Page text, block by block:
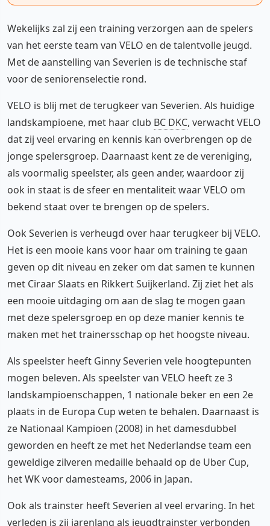
Wekelijks zal zij een training verzorgen aan de spelers
van het eerste team van VELO en de talentvolle jeugd.
Met de aanstelling van Severien is de technische staf
voor de seniorenselectie rond.
VELO is blij met de terugkeer van Severien. Als huidige
landskampioene, met haar club BC DKC, verwacht VELO
dat zij veel ervaring en kennis kan overbrengen op de
jonge spelersgroep. Daarnaast kent ze de vereniging,
als voormalig speelster, als geen ander, waardoor zij
ook in staat is de sfeer en mentaliteit waar VELO om
bekend staat over te brengen op de spelers.
Ook Severien is verheugd over haar terugkeer bij VELO.
Het is een mooie kans voor haar om training te gaan
geven op dit niveau en zeker om dat samen te kunnen
met Ciraar Slaats en Rikkert Suijkerland. Zij ziet het als
een mooie uitdaging om aan de slag te mogen gaan
met deze spelersgroep en op deze manier kennis te
maken met het trainersschap op het hoogste niveau.
Als speelster heeft Ginny Severien vele hoogtepunten
mogen beleven. Als speelster van VELO heeft ze 3
landskampioenschappen, 1 nationale beker en een 2e
plaats in de Europa Cup weten te behalen. Daarnaast is
ze Nationaal Kampioen (2008) in het damesdubbel
geworden en heeft ze met het Nederlandse team een
geweldige zilveren medaille behaald op de Uber Cup,
het WK voor damesteams, 2006 in Japan.
Ook als trainster heeft Severien al veel ervaring. In het
verleden is zij jarenlang als jeugdtrainster verbonden